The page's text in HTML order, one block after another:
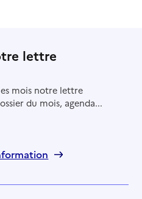
lettre
mois notre lettre
du mois, agenda...